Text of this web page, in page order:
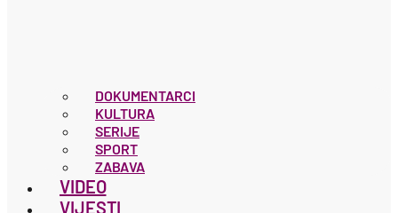
DOKUMENTARCI
KULTURA
SERIJE
SPORT
ZABAVA
VIDEO
VIJESTI